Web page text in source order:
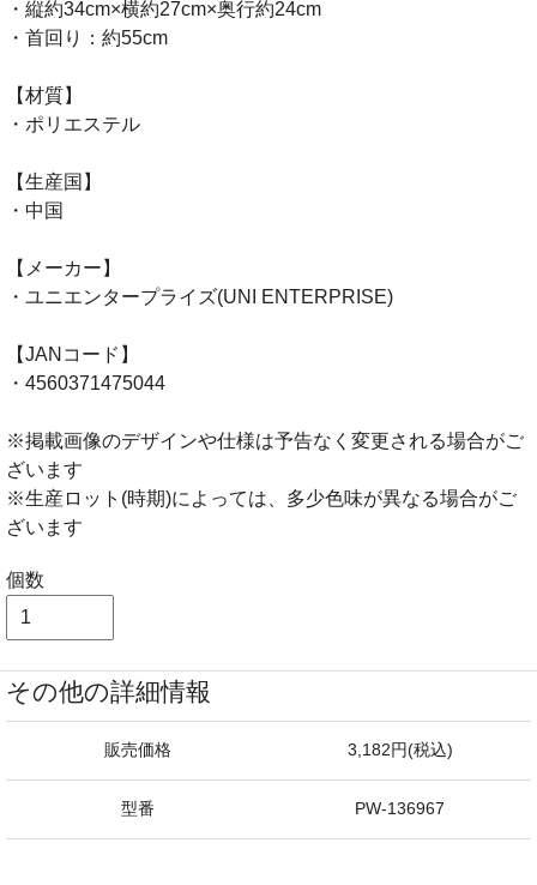
・縦約34cm×横約27cm×奥行約24cm
・首回り：約55cm
【材質】
・ポリエステル
【生産国】
・中国
【メーカー】
・ユニエンタープライズ(UNI ENTERPRISE)
【JANコード】
・4560371475044
※掲載画像のデザインや仕様は予告なく変更される場合がご
ざいます
※生産ロット(時期)によっては、多少色味が異なる場合がご
ざいます
個数
その他の詳細情報
販売価格 3,182円(税込)
型番 PW-136967